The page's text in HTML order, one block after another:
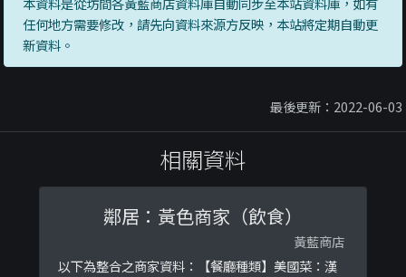
任何地方需要修改，請先向資料來源方反映，本站將定期自動更
新資料。
最後更新：2022-06-03
相關資料
鄰居：黃色商家（飲食）
黃藍商店
以下為整合之商家資料：【餐廳種類】美國菜：漢